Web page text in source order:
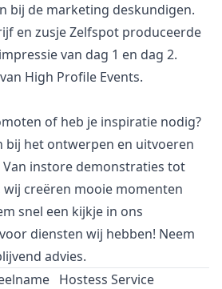
bij de marketing deskundigen.
en zusjeZelfspot produceerde
van dag 1 en dag 2.
van High Profile Events.
of heb je inspiratie nodig?
bij het ontwerpen en uitvoeren
instore demonstraties tot
creëren mooie momenten
snel een kijkje in ons
diensten wij hebben! Neem
advies.
Hostess Service